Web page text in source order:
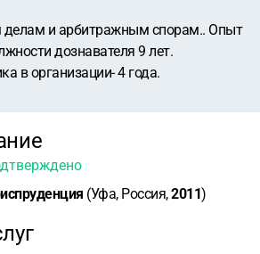
делам и арбитражным спорам.. Опыт
дознавателя 9 лет.
в организации- 4 года.
(Уфа, Россия,2011)